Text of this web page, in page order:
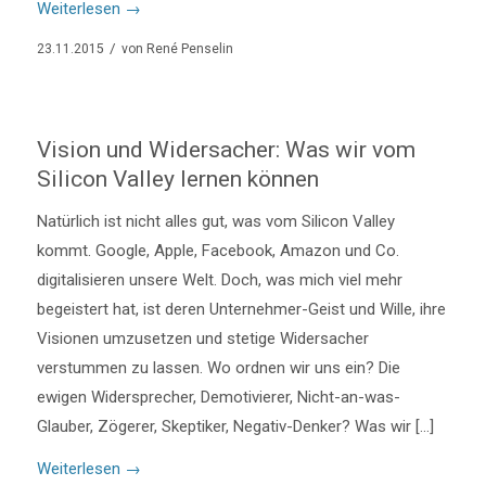
Weiterlesen →
23.11.2015 / von René Penselin
Vision und Widersacher: Was wir vom
Silicon Valley lernen können
Natürlich ist nicht alles gut, was vom Silicon Valley
kommt. Google, Apple, Facebook, Amazon und Co.
digitalisieren unsere Welt. Doch, was mich viel mehr
begeistert hat, ist deren Unternehmer-Geist und Wille, ihre
Visionen umzusetzen und stetige Widersacher
verstummen zu lassen. Wo ordnen wir uns ein? Die
ewigen Widersprecher, Demotivierer, Nicht-an-was-
Glauber, Zögerer, Skeptiker, Negativ-Denker? Was wir […]
Weiterlesen →